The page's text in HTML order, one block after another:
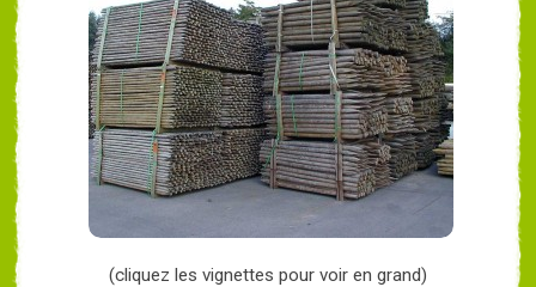
(cliquez les vignettes pour voir en grand)